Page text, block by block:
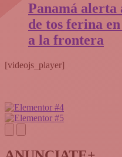
Panamá alerta
de tos ferina
a la frontera
[videojs_player]